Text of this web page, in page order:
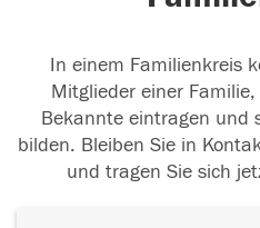
In einem Familienkreis
Mitglieder einer
Bekannte eintragen und
bilden. Bleiben Sie in
und tragen Sie sich